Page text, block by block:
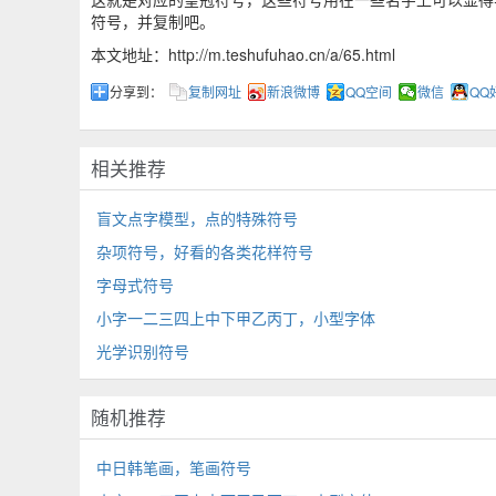
符号，并复制吧。
本文地址：http://m.teshufuhao.cn/a/65.html
分享到： 复制网址 新浪微博 QQ空间 微信 QQ
相关推荐
盲文点字模型，点的特殊符号
杂项符号，好看的各类花样符号
字母式符号
小字一二三四上中下甲乙丙丁，小型字体
光学识别符号
随机推荐
中日韩笔画，笔画符号